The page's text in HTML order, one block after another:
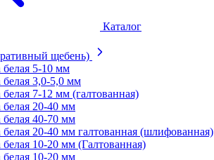
Каталог
щебень)
5-10 мм
3,0-5,0 мм
7-12 мм (галтованная)
20-40 мм
40-70 мм
20-40 мм галтованная (шлифованная)
10-20 мм (Галтованная)
10-20 мм